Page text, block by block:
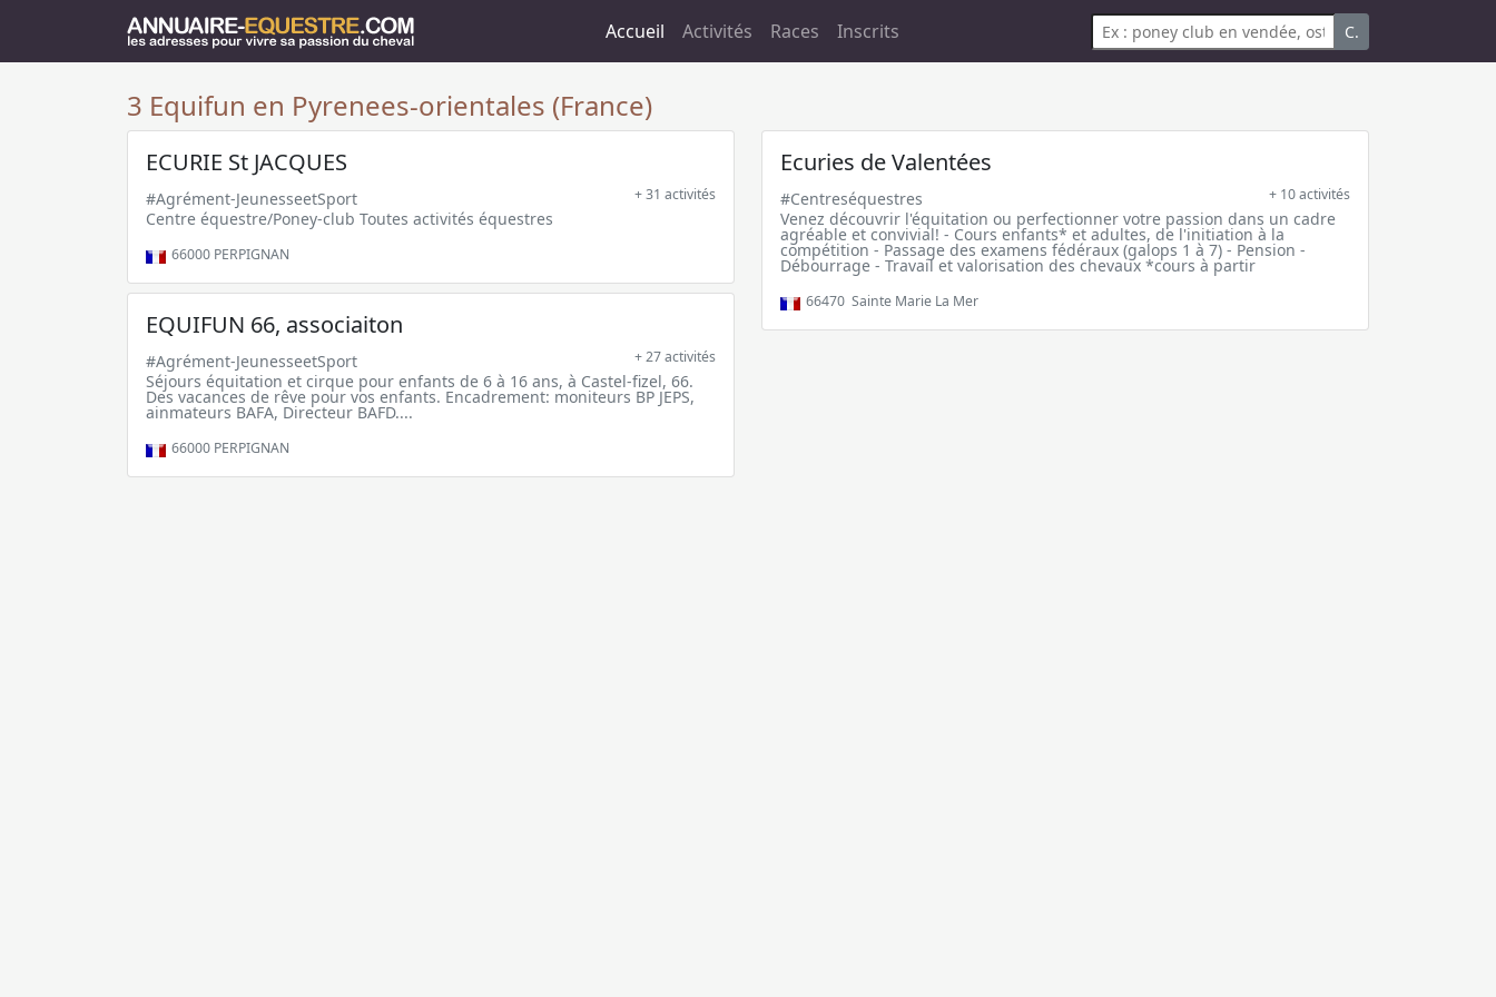
Accueil Activités Races Inscrits C.
3 Equifun en Pyrenees-orientales (France)
ECURIE St JACQUES
#Agrément-JeunesseetSport + 31 activités
Centre équestre/Poney-club Toutes activités équestres
66000 PERPIGNAN
Ecuries de Valentées
#Centreséquestres + 10 activités
Venez découvrir l'équitation ou perfectionner votre passion dans un cadre
agréable et convivial! - Cours enfants* et adultes, de l'initiation à la
compétition - Passage des examens fédéraux (galops 1 à 7) - Pension -
Débourrage - Travail et valorisation des chevaux *cours à partir
66470 Sainte Marie La Mer
EQUIFUN 66, associaiton
#Agrément-JeunesseetSport + 27 activités
Séjours équitation et cirque pour enfants de 6 à 16 ans, à Castel-fizel, 66.
Des vacances de rêve pour vos enfants. Encadrement: moniteurs BP JEPS,
ainmateurs BAFA, Directeur BAFD....
66000 PERPIGNAN